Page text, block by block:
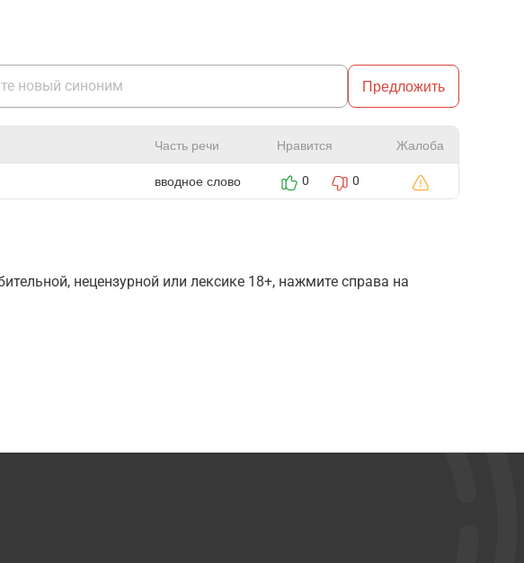
Предложить
Часть речи Нравится Жалоба
вводное слово 0 0
нецензурной или лексике 18+, нажмите справа на